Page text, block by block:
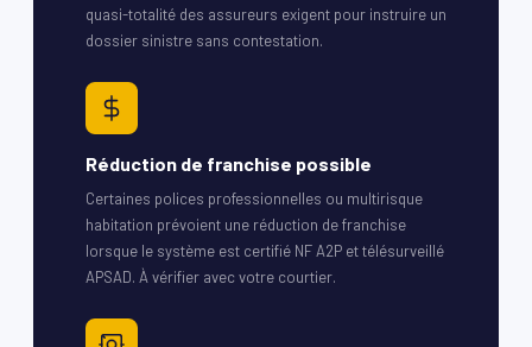
quasi-totalité des assureurs exigent pour instruire un
dossier sinistre sans contestation.
Réduction de franchise possible
Certaines polices professionnelles ou multirisque
habitation prévoient une réduction de franchise
lorsque le système est certifié NF A2P et télésurveillé
APSAD. À vérifier avec votre courtier.